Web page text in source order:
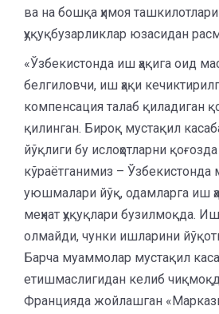
ва на бошқа ҳимоя
ҳуқуқбузарликлар юзасидан
«Ўзбекистонда иш ҳақига оид
белгиловчи, иш ҳақи
компенсация талаб қиладиган
қилинган. Бироқ мустақил
йўқлиги бу ислоҳотларни
кўраётганимиз – Ўзбекистонда
уюшмалари йўқ, одамларга иш
меҳнат ҳуқуқлари бузилмоқда.
олмайди, чунки ишларини
Барча муаммолар мустақил
етишмаслигидан келиб
Францияда жойлашган